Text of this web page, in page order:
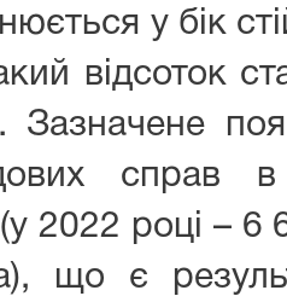
у бік
відсоток
Зазначене
справ
2022 році – 6
що є